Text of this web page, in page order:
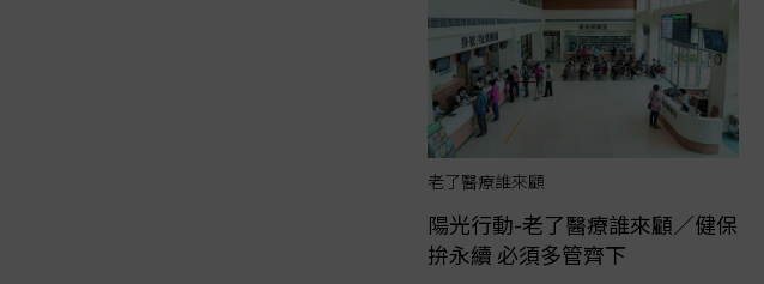
老了醫療誰來顧
陽光行動-老了醫療誰來顧／健保
拚永續 必須多管齊下